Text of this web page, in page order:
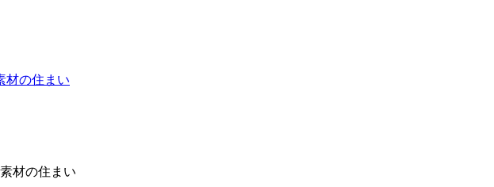
材の住まい
材の住まい